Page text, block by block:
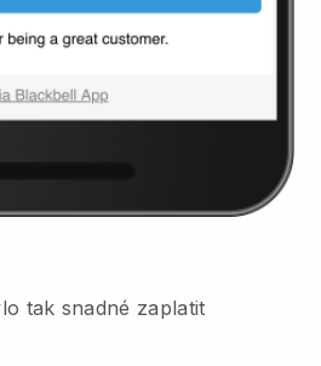
tak snadné zaplatit